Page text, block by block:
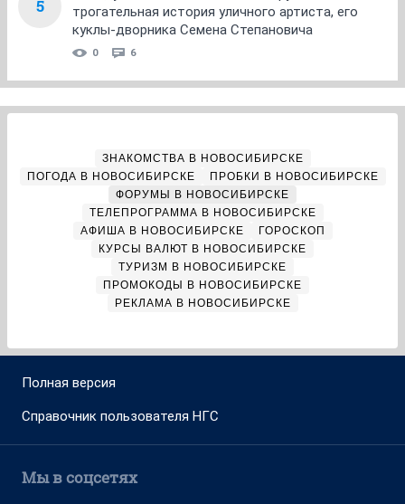
5
трогательная история уличного артиста, его
куклы-дворника Семена Степановича
0 6
ЗНАКОМСТВА В НОВОСИБИРСКЕ
ПОГОДА В НОВОСИБИРСКЕ
ПРОБКИ В НОВОСИБИРСКЕ
ФОРУМЫ В НОВОСИБИРСКЕ
ТЕЛЕПРОГРАММА В НОВОСИБИРСКЕ
АФИША В НОВОСИБИРСКЕ
ГОРОСКОП
КУРСЫ ВАЛЮТ В НОВОСИБИРСКЕ
ТУРИЗМ В НОВОСИБИРСКЕ
ПРОМОКОДЫ В НОВОСИБИРСКЕ
РЕКЛАМА В НОВОСИБИРСКЕ
Полная версия
Справочник пользователя НГС
Мы в соцсетях